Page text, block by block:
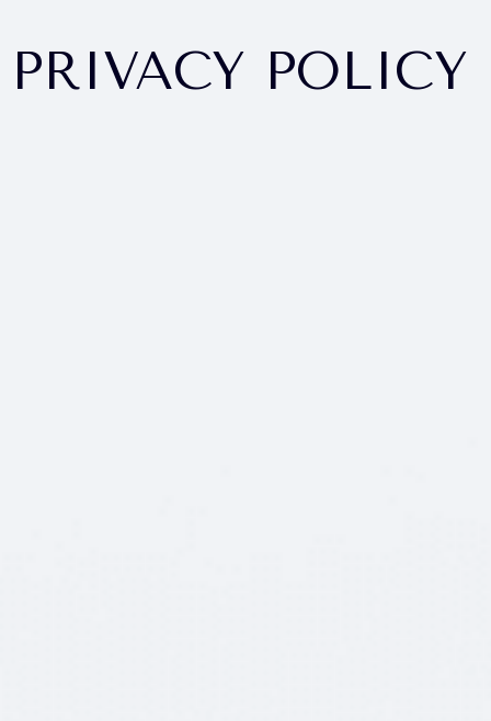
PRIVACY POLICY